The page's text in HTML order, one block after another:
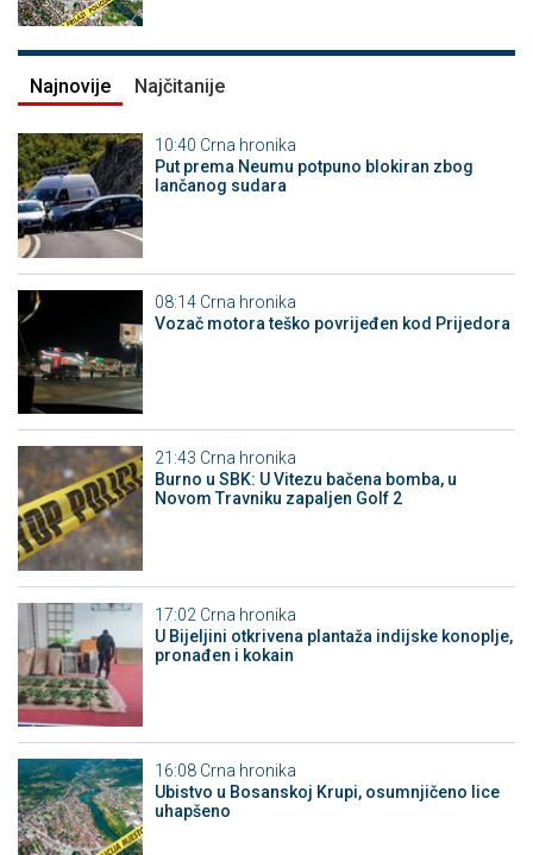
Najnovije Najčitanije
10:40 Crna hronika
Put prema Neumu potpuno blokiran zbog
lančanog sudara
08:14 Crna hronika
Vozač motora teško povrijeđen kod Prijedora
21:43 Crna hronika
Burno u SBK: U Vitezu bačena bomba, u
Novom Travniku zapaljen Golf 2
17:02 Crna hronika
​U Bijeljini otkrivena plantaža indijske konoplje,
pronađen i kokain
16:08 Crna hronika
Ubistvo u Bosanskoj Krupi, osumnjičeno lice
uhapšeno